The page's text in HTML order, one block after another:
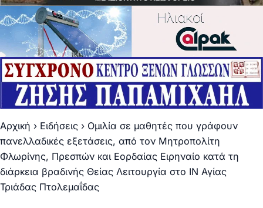
Αρχική › Ειδήσεις › Ομιλία σε μαθητές που γράφουν
πανελλαδικές εξετάσεις, από τον Μητροπολίτη
Φλωρίνης, Πρεσπών και Εορδαίας Ειρηναίο κατά τη
διάρκεια βραδινής Θείας Λειτουργία στο ΙΝ Αγίας
Τριάδας Πτολεμαΐδας